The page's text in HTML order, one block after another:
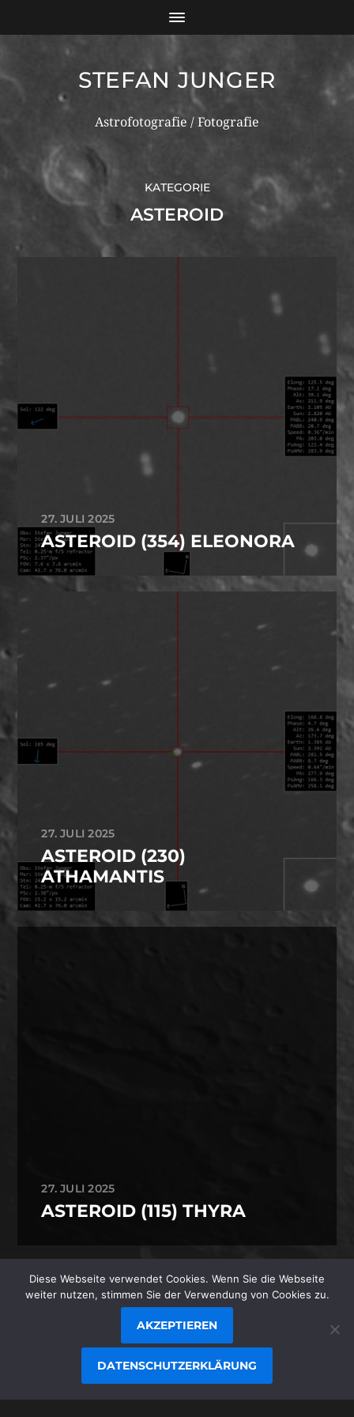
STEFAN JUNGER
Astrofotografie / Fotografie
KATEGORIE
ASTEROID
27. JULI 2025
ASTEROID (354) ELEONORA
27. JULI 2025
ASTEROID (230)
ATHAMANTIS
27. JULI 2025
ASTEROID (115) THYRA
© 1996-2026STEFAN JUNGER/
JUNGER.NET
THEMA VONANDERS NORÉN
Diese Webseite verwendet Cookies. Wenn Sie die Webseite
weiter nutzen, stimmen Sie der Verwendung von Cookies zu.
AKZEPTIEREN
DATENSCHUTZERKLÄRUNG